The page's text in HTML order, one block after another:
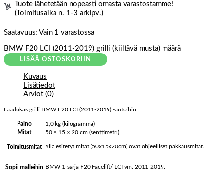
Tuote lähetetään nopeasti omasta varastostamme!
(Toimitusaika n. 1-3 arkipv.)
Saatavuus: Vain 1 varastossa
BMW F20 LCI (2011-2019) grilli (kiiltävä musta) määrä
LISÄÄ OSTOSKORIIN
Kuvaus
Lisätiedot
Arviot (0)
Laadukas grilli BMW F20 LCI (2011-2019) -autoihin.
Paino
1,0 kg (kilogramma)
Mitat
50 × 15 × 20 cm (senttimetri)
Toimitusmitat Yllä esitetyt mitat (50x15x20cm) ovat ohjeelliset pakkausmitat.
Sopii malleihin BMW 1-sarja F20 Facelift/ LCI vm. 2011-2019.